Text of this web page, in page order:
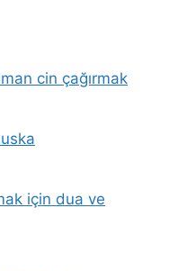
cin çağırmak
için dua ve